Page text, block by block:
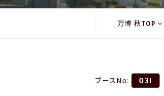
万博 秋TOP
ブースNo: 031